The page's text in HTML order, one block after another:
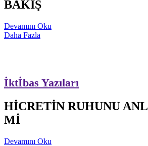
BAKIŞ
Devamını Oku
Daha Fazla
İktİbas Yazıları
HİCRETİN RUHUNU
Mİ
Devamını Oku